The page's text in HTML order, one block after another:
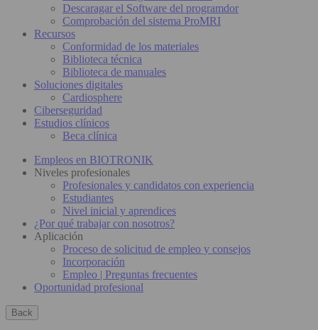
Descaragar el Software del programdor
Comprobación del sistema ProMRI
Recursos
Conformidad de los materiales
Biblioteca técnica
Biblioteca de manuales
Soluciones digitales
Cardiosphere
Ciberseguridad
Estudios clínicos
Beca clínica
Empleos en BIOTRONIK
Niveles profesionales
Profesionales y candidatos con experiencia
Estudiantes
Nivel inicial y aprendices
¿Por qué trabajar con nosotros?
Aplicación
Proceso de solicitud de empleo y consejos
Incorporación
Empleo | Preguntas frecuentes
Oportunidad profesional
Back